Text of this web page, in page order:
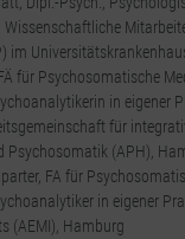
Wissenschaftliche
im
für Psychosomatische
in eigener
für
Psychosomatik (APH),
FA für
in eigener
(AEMI), Hamburg